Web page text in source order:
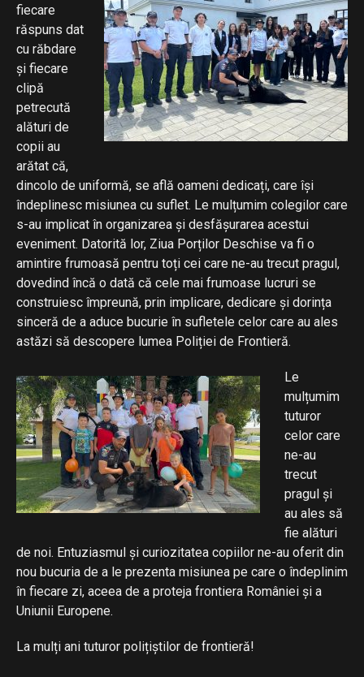
fiecare
răspuns dat
cu răbdare
și fiecare
clipă
petrecută
alături de
copii au
arătat că,
dincolo de uniformă, se află oameni dedicați, care își
îndeplinesc misiunea cu suflet. Le mulțumim colegilor care
s-au implicat în organizarea și desfășurarea acestui
eveniment. Datorită lor, Ziua Porților Deschise va fi o
amintire frumoasă pentru toți cei care ne-au trecut pragul,
dovedind încă o dată că cele mai frumoase lucruri se
construiesc împreună, prin implicare, dedicare și dorința
sinceră de a aduce bucurie în sufletele celor care au ales
astăzi să descopere lumea Poliției de Frontieră.
Le
mulțumim
tuturor
celor care
ne-au
trecut
pragul și
au ales să
fie alături
de noi. Entuziasmul și curiozitatea copiilor ne-au oferit din
nou bucuria de a le prezenta misiunea pe care o îndeplinim
în fiecare zi, aceea de a proteja frontiera României și a
Uniunii Europene.
La mulți ani tuturor polițiștilor de frontieră!